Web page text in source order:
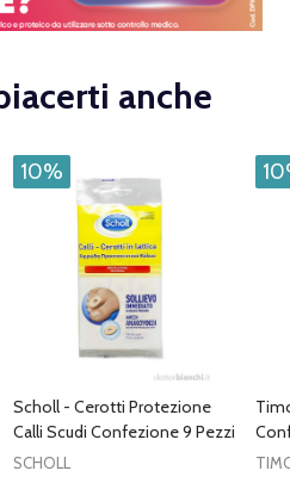
anche
10%
Scholl - Cerotti Protezione
Calli Scudi Confezione 9 Pezzi
SCHOLL